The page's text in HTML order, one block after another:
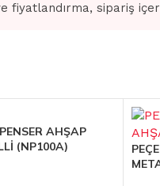
fiyatlandırma, sipariş
AHŞAP
(NP100A)